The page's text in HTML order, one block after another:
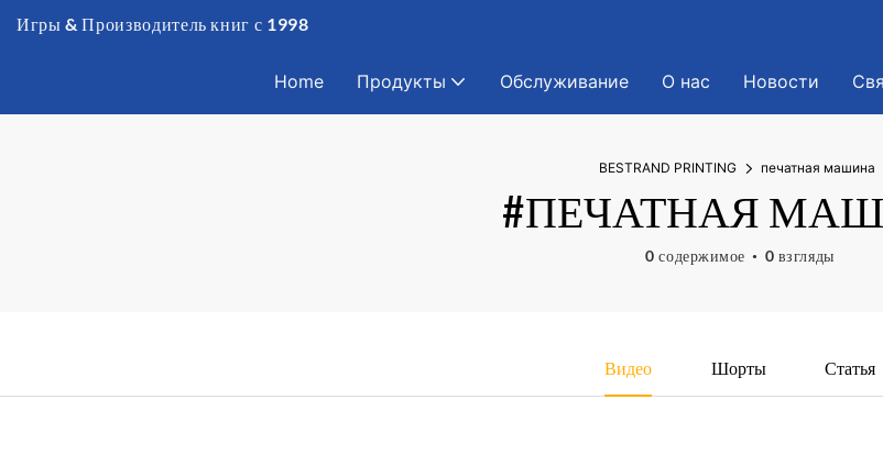
Игры & Производитель книг с 1998
Home Продукты Обслуживание О нас Новости
BESTRAND PRINTING печатная машина
#ПЕЧАТНАЯ
0 содержимое 0 взгляды
Видео Шорты Статья